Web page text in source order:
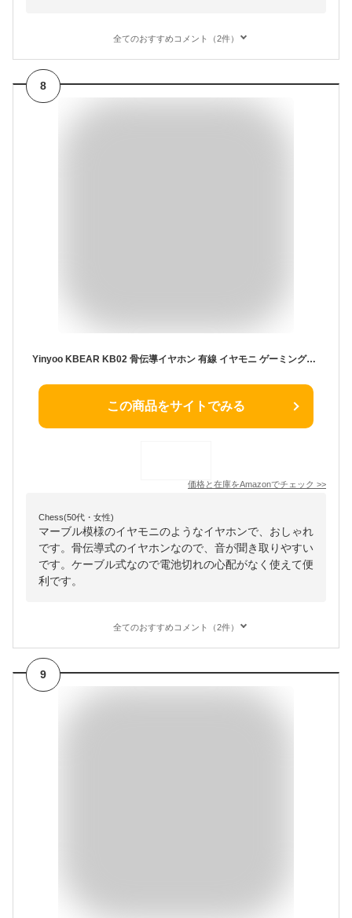
全てのおすすめコメント（2件）
8
Yinyoo KBEAR KB02 骨伝導イヤホン 有線 イヤモニ ゲーミングイヤホン 有線 インイヤーモニター 10mmベリリウムダイナミック/純粋な繊細な樹脂シェル/手磨きとオイルスプレー/骨伝導ユニットとHIFIイヤホンの完璧な組み合わせ/りケーブル可能のデザイン 在宅勤務/配信/通勤/通学/スポ一ツ/音楽モニター用（ブラウン）
この商品をサイトでみる
価格と在庫をAmazonでチェック >>
Chess(50代・女性)
マーブル模様のイヤモニのようなイヤホンで、おしゃれ
です。骨伝導式のイヤホンなので、音が聞き取りやすい
です。ケーブル式なので電池切れの心配がなく使えて便
利です。
全てのおすすめコメント（2件）
9